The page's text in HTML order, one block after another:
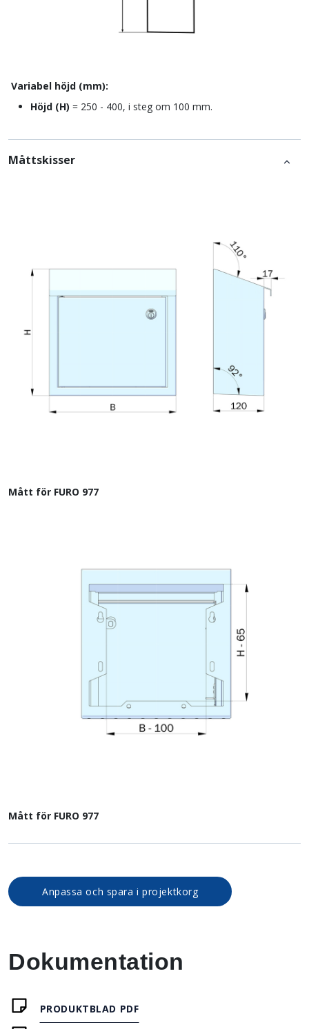
Variabel höjd (mm):
Höjd (H) = 250 - 400, i steg om 100 mm.
Måttskisser
Mått för FURO 977
Mått för FURO 977
Anpassa och spara i projektkorg
Dokumentation
PRODUKTBLAD PDF